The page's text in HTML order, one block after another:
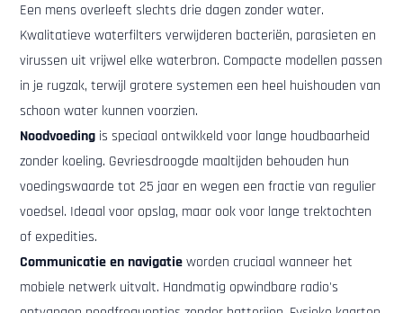
Een mens overleeft slechts drie dagen zonder water.
Kwalitatieve waterfilters verwijderen bacteriën, parasieten en
virussen uit vrijwel elke waterbron. Compacte modellen passen
in je rugzak, terwijl grotere systemen een heel huishouden van
schoon water kunnen voorzien.
Noodvoeding is speciaal ontwikkeld voor lange houdbaarheid
zonder koeling. Gevriesdroogde maaltijden behouden hun
voedingswaarde tot 25 jaar en wegen een fractie van regulier
voedsel. Ideaal voor opslag, maar ook voor lange trektochten
of expedities.
Communicatie en navigatieworden cruciaal wanneer het
mobiele netwerk uitvalt. Handmatig opwindbare radio's